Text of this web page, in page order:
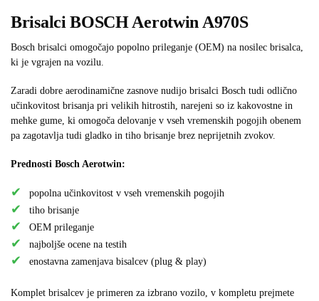
Brisalci BOSCH Aerotwin A970S
Bosch brisalci omogočajo popolno prileganje (OEM) na nosilec brisalca,
ki je vgrajen na vozilu.
Zaradi dobre aerodinamične zasnove nudijo brisalci Bosch tudi odlično
učinkovitost brisanja pri velikih hitrostih, narejeni so iz kakovostne in
mehke gume, ki omogoča delovanje v vseh vremenskih pogojih obenem
pa zagotavlja tudi gladko in tiho brisanje brez neprijetnih zvokov.
Prednosti Bosch Aerotwin:
popolna učinkovitost v vseh vremenskih pogojih
tiho brisanje
OEM prileganje
najboljše ocene na testih
enostavna zamenjava bisalcev (plug & play)
Komplet brisalcev je primeren za izbrano vozilo, v kompletu prejmete